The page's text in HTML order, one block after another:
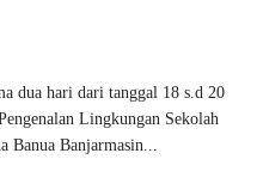
dua hari dari tanggal 18 s.d 20
Lingkungan Sekolah
Banjarmasin...